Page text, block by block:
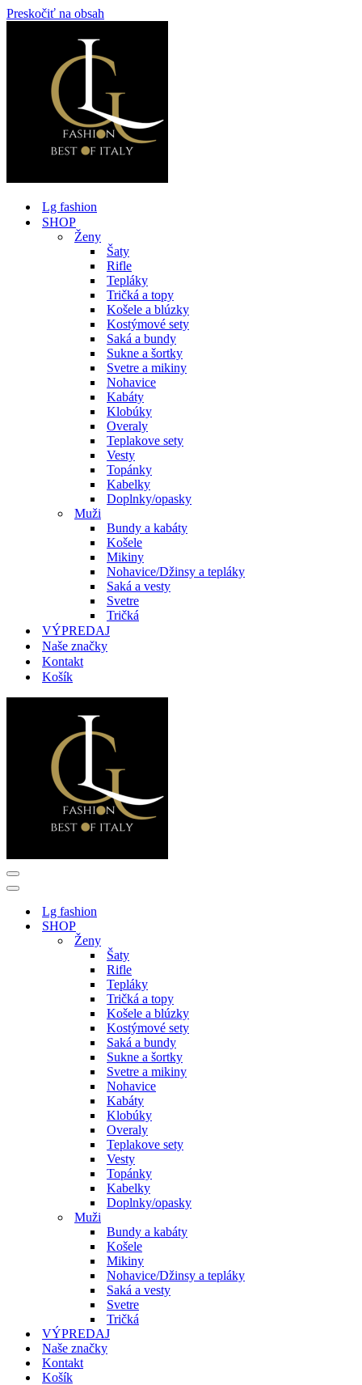
Preskočiť na obsah
Lg fashion
SHOP
Ženy
Šaty
Rifle
Tepláky
Tričká a topy
Košele a blúzky
Kostýmové sety
Saká a bundy
Sukne a šortky
Svetre a mikiny
Nohavice
Kabáty
Klobúky
Overaly
Teplakove sety
Vesty
Topánky
Kabelky
Doplnky/opasky
Muži
Bundy a kabáty
Košele
Mikiny
Nohavice/Džinsy a tepláky
Saká a vesty
Svetre
Tričká
VÝPREDAJ
Naše značky
Kontakt
Košík
Menu
navigácie
Menu
navigácieLg fashion
SHOP
Ženy
Šaty
Rifle
Tepláky
Tričká a topy
Košele a blúzky
Kostýmové sety
Saká a bundy
Sukne a šortky
Svetre a mikiny
Nohavice
Kabáty
Klobúky
Overaly
Teplakove sety
Vesty
Topánky
Kabelky
Doplnky/opasky
Muži
Bundy a kabáty
Košele
Mikiny
Nohavice/Džinsy a tepláky
Saká a vesty
Svetre
Tričká
VÝPREDAJ
Naše značky
Kontakt
Košík